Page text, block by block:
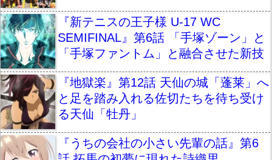
『新テニスの王子様 U-17 WC
SEMIFINAL』第6話 「手塚ゾーン」と
「手塚ファントム」と融合させた新技
『地獄楽』第12話 天仙の城「蓬莱」へ
と足を踏み入れる佐切たちを待ち受け
る天仙「牡丹」
『うちの会社の小さい先輩の話』第6